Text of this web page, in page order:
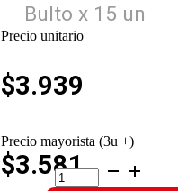
Bulto x 15 un
Precio unitario
$3.939
Precio mayorista (3u +)
$3.581HELLMANN
S